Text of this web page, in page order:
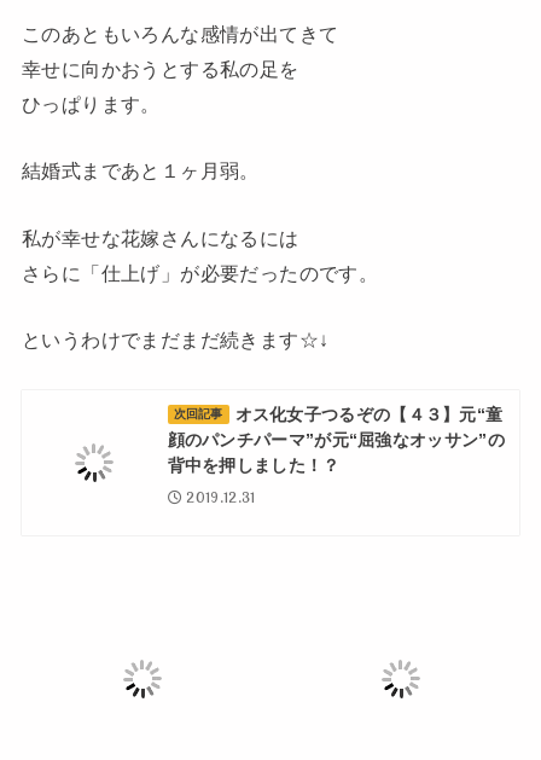
このあともいろんな感情が出てきて
幸せに向かおうとする私の足を
ひっぱります。
結婚式まであと１ヶ月弱。
私が幸せな花嫁さんになるには
さらに「仕上げ」が必要だったのです。
というわけでまだまだ続きます☆↓
次回記事
オス化女子つるぞの【４３】元“童
顔のパンチパーマ”が元“屈強なオッサン”の
背中を押しました！？
2019.12.31